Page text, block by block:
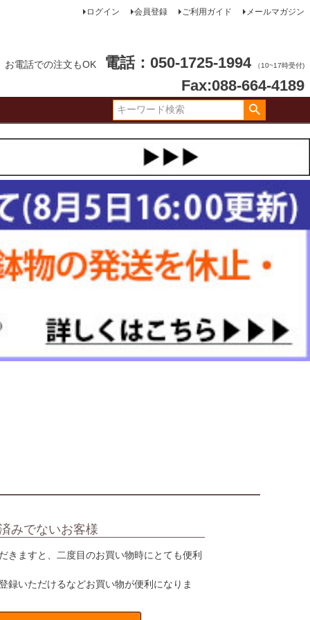
ログイン 会員登録 ご利用ガイド メールマガジン
お電話での注文もOK 電話：050-1725-1994 （10~17時受付)
Fax:088-664-4189
みでないお客様
きますと、二度目のお買い物時にとても便利
録いただけるなどお買い物が便利になりま